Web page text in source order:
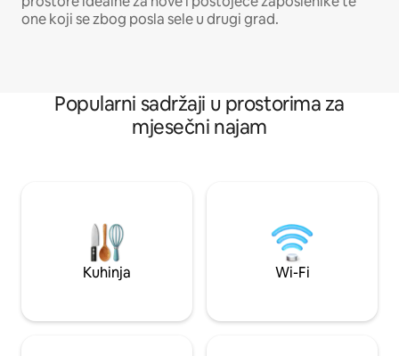
one koji se zbog posla sele u drugi grad.
Popularni sadržaji u prostorima za
mjesečni najam
Kuhinja Wi-Fi